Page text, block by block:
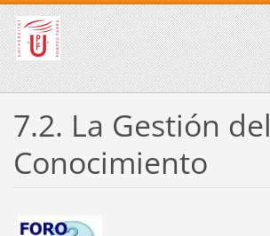
7.2. La Gestión del
Conocimiento